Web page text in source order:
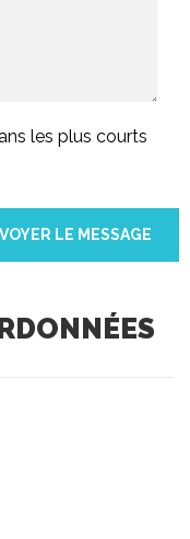
les plus courts